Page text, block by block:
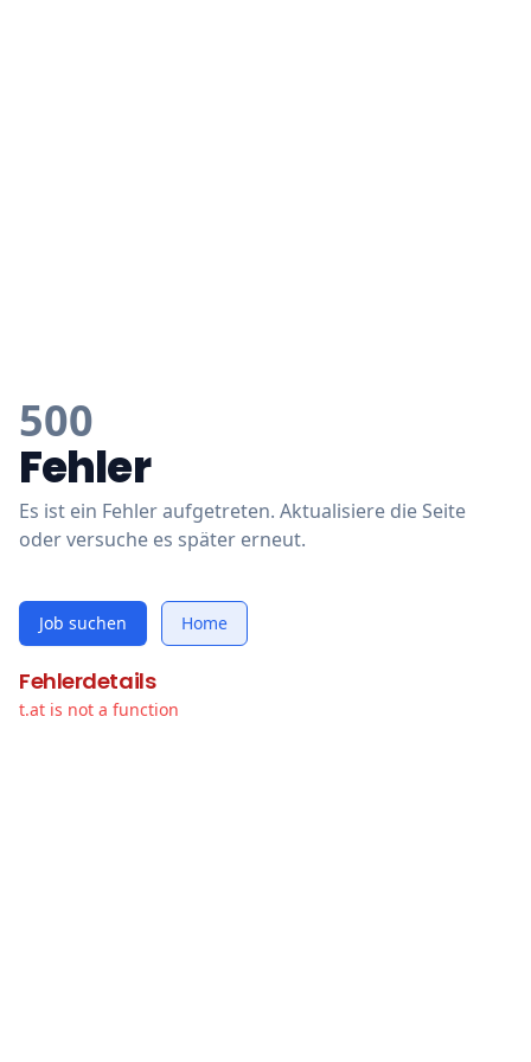
500
Fehler
Es ist ein Fehler aufgetreten. Aktualisiere die Seite
oder versuche es später erneut.
Job suchen Home
Fehlerdetails
t.at is not a function